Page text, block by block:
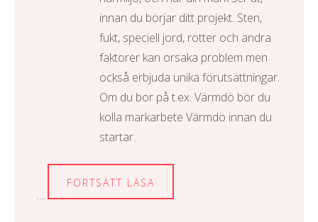
innan du börjar ditt projekt. Sten,
fukt, speciell jord, rötter och andra
faktorer kan orsaka problem men
också erbjuda unika förutsättningar.
Om du bor på t.ex. Värmdö bör du
kolla markarbete Värmdö innan du
startar.
…
FORTSÄTT LÄSA